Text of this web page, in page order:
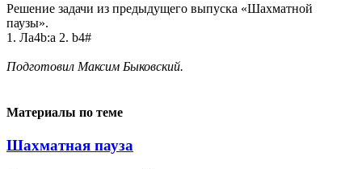
Решение задачи из предыдущего выпуска «Шахматной
паузы».
1. Ла4b:a 2. b4#
Подготовил Максим Быковский.
Материалы по теме
Шахматная пауза